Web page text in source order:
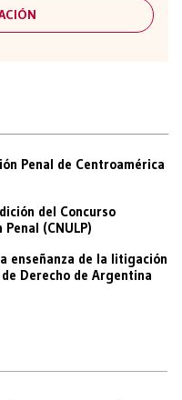
Penal de Centroamérica
del Concurso
(CNULP)
enseñanza de la litigación
Derecho de Argentina